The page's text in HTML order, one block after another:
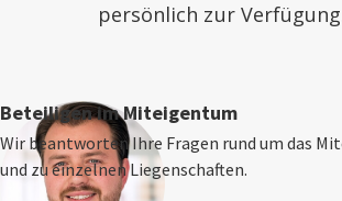
persönlich zur
Beteiligen im Miteigentum
Wir beantworten Ihre Fragen rund um das
und zu einzelnen Liegenschaften.